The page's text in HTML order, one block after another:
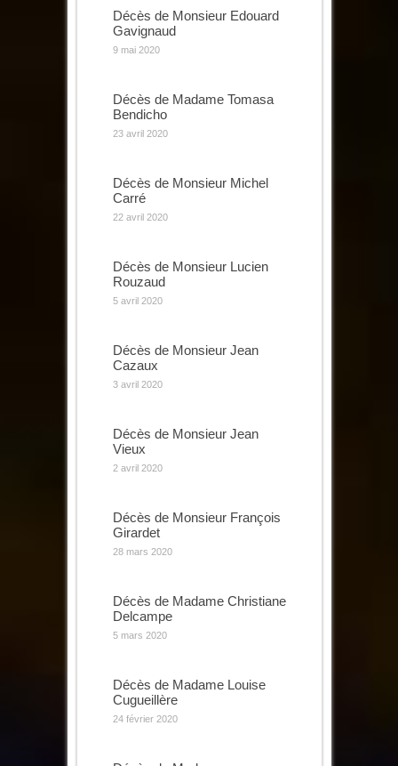
Décès de Monsieur Edouard
Gavignaud
9 mai 2020
Décès de Madame Tomasa
Bendicho
23 avril 2020
Décès de Monsieur Michel
Carré
22 avril 2020
Décès de Monsieur Lucien
Rouzaud
5 avril 2020
Décès de Monsieur Jean
Cazaux
3 avril 2020
Décès de Monsieur Jean
Vieux
2 avril 2020
Décès de Monsieur François
Girardet
28 mars 2020
Décès de Madame Christiane
Delcampe
5 mars 2020
Décès de Madame Louise
Cugueillère
24 février 2020